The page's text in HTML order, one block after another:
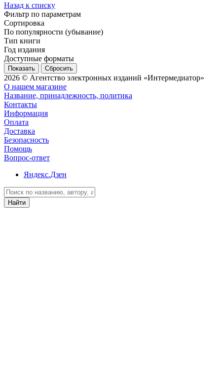
Назад к списку
Фильтр по параметрам
Сортировка
По популярности (убывание)
Тип книги
Год издания
Доступные форматы
Сбросить
2026 © Агентство электронных изданий «Интермедиатор»
О нашем магазине
Название, принадлежность, политика
Контакты
Информация
Оплата
Доставка
Безопасность
Помощь
Вопрос-ответ
Яндекс.Дзен
Найти